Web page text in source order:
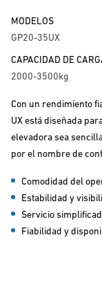
MODELOS
GP20-35UX
CAPACIDAD DE
2000-3500kg
Con un rendimiento
UX está diseñada
elevadora sea
por el nombre de
Comodidad del
Estabilidad y
Servicio
Fiabilidad y